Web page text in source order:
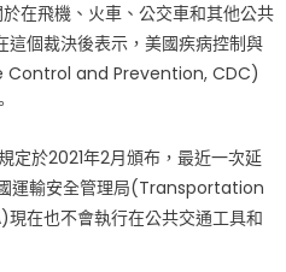
在飛機、火車、公交車和其他公共
這個裁決後表示，美國疾病控制與
Control and Prevention, CDC)
定於2021年2月頒布，最近一次延
運輸安全管理局(Transportation
在也不會執行在公共交通工具和